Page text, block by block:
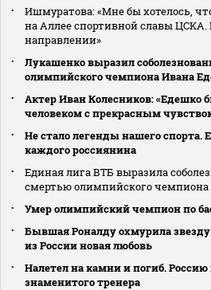
Ишмуратова: «Мне бы хотелось,
на Аллее спортивной славы ЦСКА.
направлении»
Лукашенко выразил
олимпийского чемпиона Ивана
Актер Иван Колесников: «Едешко
человеком с прекрасным
Не стало легенды нашего спорта.
каждого россиянина
Единая лига ВТБ выразила
смертью олимпийского
Умер олимпийский чемпион по
Бывшая Роналду охмурила
из России новая любовь
Налетел на камни и погиб.
знаменитого тренера